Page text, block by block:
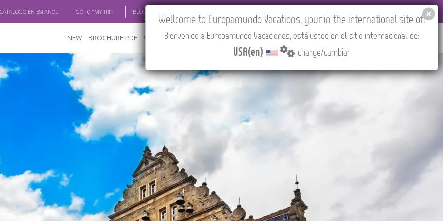
EN ESPAÑOL GO TO "MY TRIP" BLOG
NEW BROCHURE PDF WHERE TO BUY FEATURED ABOUT US CONTACT Find your Tour
Wellcome to Europamundo Vacations, your in the international site of:
Bienvenido a Europamundo Vacaciones, está usted en el sitio internacional de:
USA(en) change/cambiar